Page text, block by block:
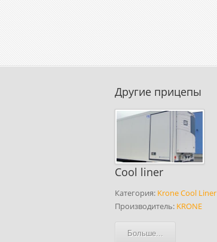
Другие прицепы
Cool liner
Категория: Krone Cool Liner
Производитель: KRONE
Больше...